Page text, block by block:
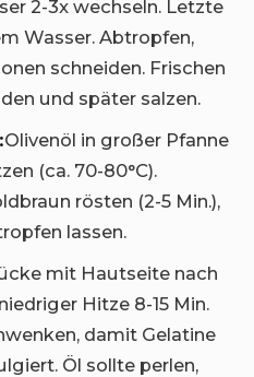
2-3x wechseln. Letzte
Wasser. Abtropfen,
schneiden. Frischen
und später salzen.
Olivenöl in großer Pfanne
(ca. 70-80°C).
rösten (2-5 Min.),
lassen.
mit Hautseite nach
Hitze 8-15 Min.
damit Gelatine
Öl sollte perlen,